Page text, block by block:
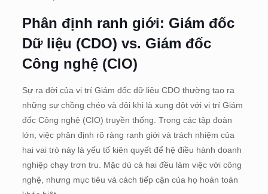
Phân định ranh giới: Giám đốc
Dữ liệu (CDO) vs. Giám đốc
Công nghệ (CIO)
Sự ra đời của vị trí Giám đốc dữ liệu CDO thường tạo ra
những sự chồng chéo và đôi khi là xung đột với vị trí Giám
đốc Công nghệ (CIO) truyền thống. Trong các tập đoàn
lớn, việc phân định rõ ràng ranh giới và trách nhiệm của
hai vai trò này là yếu tố kiên quyết để hệ điều hành doanh
nghiệp chạy trơn tru. Mặc dù cả hai đều làm việc với công
nghệ, nhưng mục tiêu và cách tiếp cận của họ hoàn toàn